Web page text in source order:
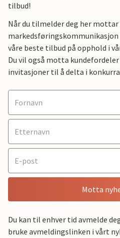
tilbud!
Når du tilmelder deg her mottar
markedsføringskommunikasjon
våre beste tilbud på opphold i
Du vil også motta
invitasjoner til å delta i
Motta
Du kan til enhver tid avmelde
bruke avmeldingslinken i vårt